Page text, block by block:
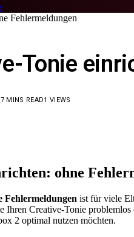
Fehlermeldungen
Tonie
7 MINS READ1 VIEWS
ohne
Fehlermeldungen ist für viele
Creative-Tonie
2 optimal nutzen möchten.